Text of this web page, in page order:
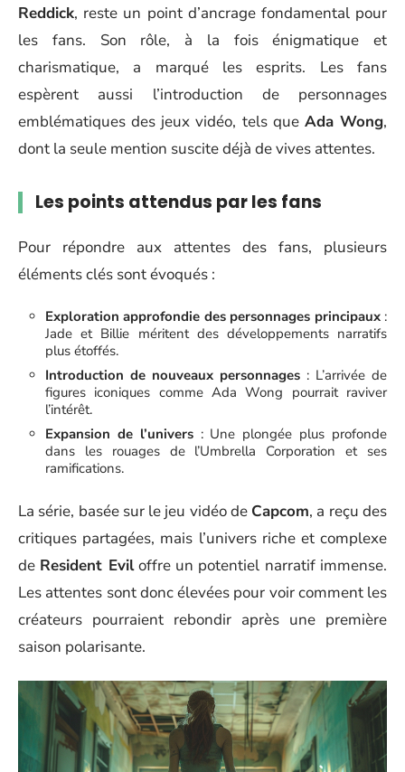
Reddick, reste un point d’ancrage fondamental pour
les fans. Son rôle, à la fois énigmatique et
charismatique, a marqué les esprits. Les fans
espèrent aussi l’introduction de personnages
emblématiques des jeux vidéo, tels que Ada Wong,
dont la seule mention suscite déjà de vives attentes.
Les points attendus par les fans
Pour répondre aux attentes des fans, plusieurs
éléments clés sont évoqués :
Exploration approfondie des personnages principaux:
Jade et Billie méritent des développements narratifs
plus étoffés.
Introduction de nouveaux personnages : L’arrivée de
figures iconiques comme Ada Wong pourrait raviver
l’intérêt.
Expansion de l’univers: Une plongée plus profonde
dans les rouages de l’Umbrella Corporation et ses
ramifications.
La série, basée sur le jeu vidéo de Capcom, a reçu des
critiques partagées, mais l’univers riche et complexe
de Resident Eviloffre un potentiel narratif immense.
Les attentes sont donc élevées pour voir comment les
créateurs pourraient rebondir après une première
saison polarisante.